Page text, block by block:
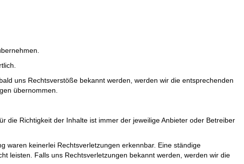
uns Rechtsverstöße bekannt werden, werden wir die entsprechenden
übernommen.
die Richtigkeit der Inhalte ist immer der jeweilige Anbieter oder Betreiber
waren keinerlei Rechtsverletzungen erkennbar. Eine ständige
leisten. Falls uns Rechtsverletzungen bekannt werden, werden wir die